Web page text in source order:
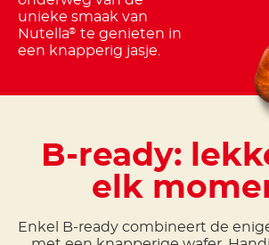
unieke smaak van
Nutella® te genieten in
een knapperig jasje.
B-ready:
elk
Enkel B-ready combineert de